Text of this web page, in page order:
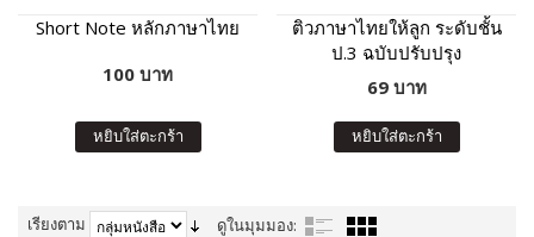
Short Note หลักภาษาไทย
100 บาท
หยิบใส่ตะกร้า
ติวภาษาไทยให้ลูก ระดับชั้น
ป.3 ฉบับปรับปรุง
69 บาท
หยิบใส่ตะกร้า
เรียงตาม
ดูในมุมมอง: